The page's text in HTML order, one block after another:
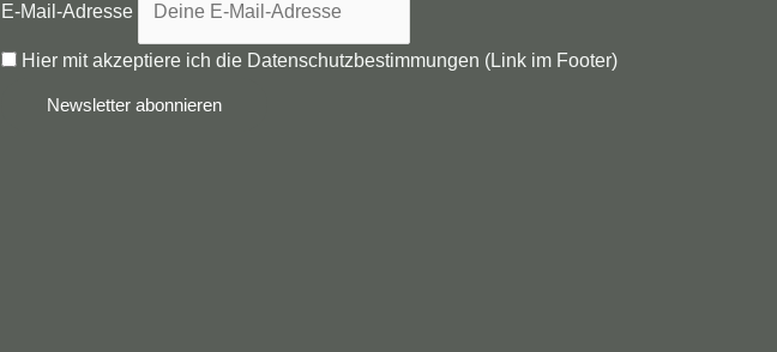
E-Mail-Adresse
Hier mit akzeptiere ich die Datenschutzbestimmungen (Link im Footer)